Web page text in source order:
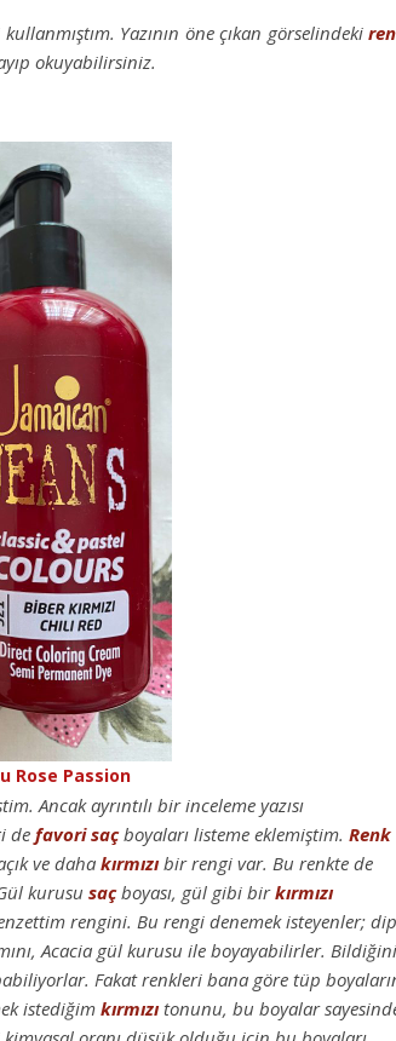
Yazının öne çıkan görselindeki
okuyabilirsiniz.
Rose Passion
Ancak ayrıntılı bir inceleme yazısı
defavori saçboyaları listeme eklemiştim. Renk
ve daha kırmızıbir rengi var. Bu renkte de
kurusu saçboyası, gül gibi birkırmızı
rengini. Bu rengi denemek isteyenler;
Acacia gül kurusu ile boyayabilirler.
Fakat renkleri bana göre tüp
istediğimkırmızıtonunu, bu boyalar